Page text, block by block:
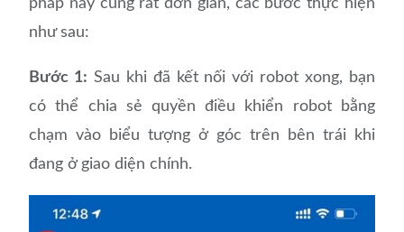
pháp này cũng rất đơn giản, các bước thực hiện
như sau:
Bước 1: Sau khi đã kết nối với robot xong, bạn
có thể chia sẻ quyền điều khiển robot bằng
chạm vào biểu tượng ở góc trên bên trái khi
đang ở giao diện chính.